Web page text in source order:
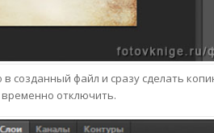
созданный файл и сразу сделать
отключить.